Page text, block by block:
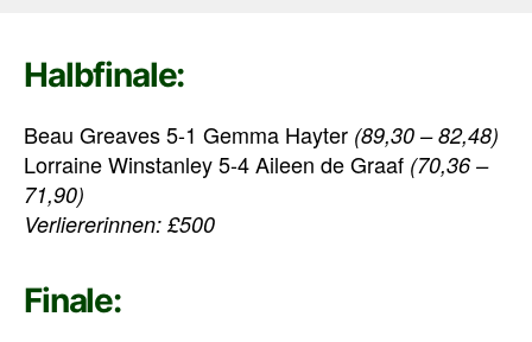
Halbfinale:
Beau Greaves 5-1 Gemma Hayter (89,30 – 82,48)
Lorraine Winstanley 5-4 Aileen de Graaf (70,36 –
71,90)
Verliererinnen: £500
Finale: